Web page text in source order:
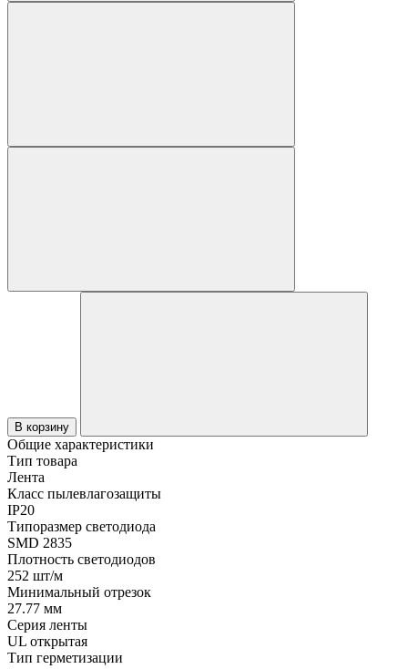
В корзину
Общие характеристики
Тип товара
Лента
Класс пылевлагозащиты
IP20
Типоразмер светодиода
SMD 2835
Плотность светодиодов
252 шт/м
Минимальный отрезок
27.77 мм
Серия ленты
UL открытая
Тип герметизации